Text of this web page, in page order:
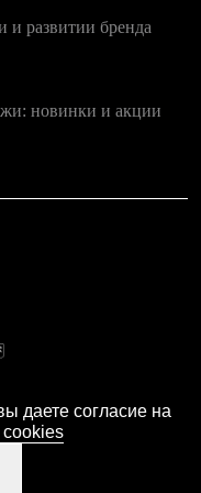
развитии бренда
новинки и акции
даете согласие на